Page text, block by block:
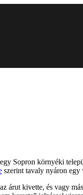
Sopron környéki
szerint tavaly nyáron egy
árut kivette, és vagy